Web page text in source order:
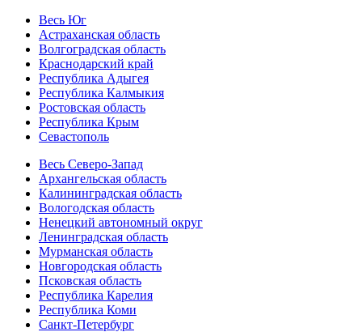
Весь Юг
Астраханская область
Волгоградская область
Краснодарский край
Республика Адыгея
Республика Калмыкия
Ростовская область
Республика Крым
Севастополь
Весь Северо-Запад
Архангельская область
Калининградская область
Вологодская область
Ненецкий автономный округ
Ленинградская область
Мурманская область
Новгородская область
Псковская область
Республика Карелия
Республика Коми
Санкт-Петербург